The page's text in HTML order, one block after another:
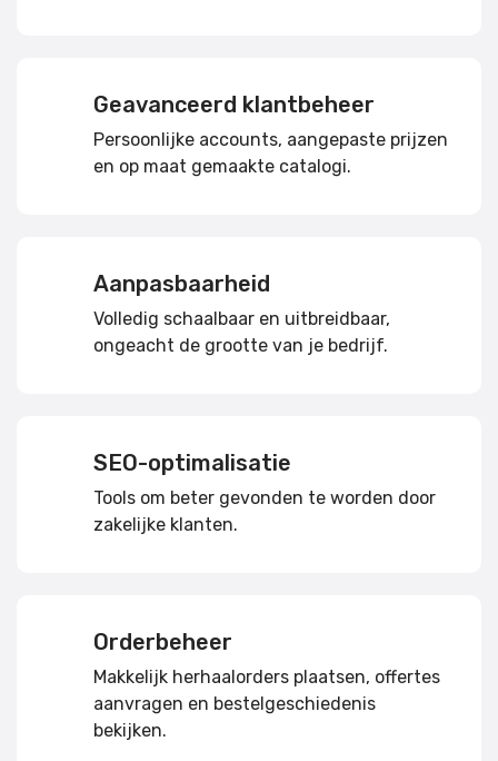
Geavanceerd klantbeheer
Persoonlijke accounts, aangepaste prijzen
en op maat gemaakte catalogi.
Aanpasbaarheid
Volledig schaalbaar en uitbreidbaar,
ongeacht de grootte van je bedrijf.
SEO-optimalisatie
Tools om beter gevonden te worden door
zakelijke klanten.
Orderbeheer
Makkelijk herhaalorders plaatsen, offertes
aanvragen en bestelgeschiedenis
bekijken.